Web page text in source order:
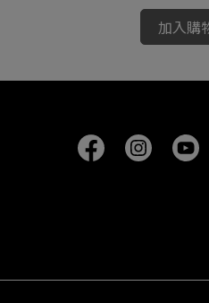
加入購